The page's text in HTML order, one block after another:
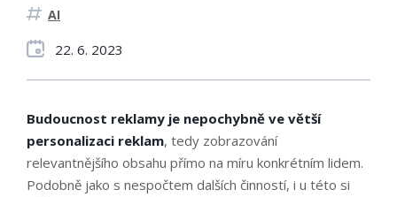
AI
22. 6. 2023
Budoucnost reklamy je nepochybně ve větší
personalizaci reklam, tedy zobrazování
relevantnějšího obsahu přímo na míru konkrétním lidem.
Podobně jako s nespočtem dalších činností, i u této si